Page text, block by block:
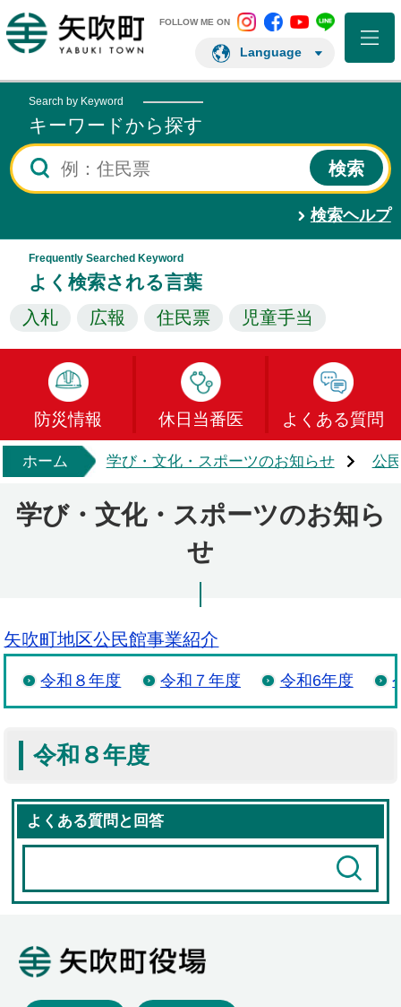
矢吹町ホームページ
FOLLOW ME ON 矢吹町 Instagram
矢吹町矢吹町矢吹町
Language
Search by Keyword
キーワードから探す
検索ヘルプ
Frequently Searched Keyword
よく検索される言葉
入札 広報 住民票 児童手当
防災情報 休日当番医 よくある質問
ホーム 学び・文化・スポーツのお知らせ 公
学び・文化・スポーツのお知ら
せ
矢吹町地区公民館事業紹介
令和８年度 令和７年度 令和6年度
令和８年度
よくある質問と回答